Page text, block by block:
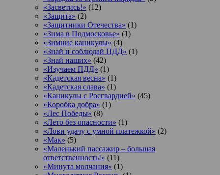
«Засветись!» (12)
«Защита» (2)
«Защитники Отечества» (1)
«Зима в Подмосковье» (1)
«Зимние каникулы» (4)
«Знай и соблюдай ПДД» (1)
«Знай наших» (42)
«Изучаем ПДД» (1)
«Кадетская весна» (1)
«Кадетская слава» (1)
«Каникулы с Росгвардией» (45)
«Коробка добра» (1)
«Лес Победы» (8)
«Лето без опасности» (1)
«Лови удачу с умной платежкой» (2)
«Мак» (5)
«Маленький пассажир – большая
ответственность!» (11)
«Минута молчания» (1)